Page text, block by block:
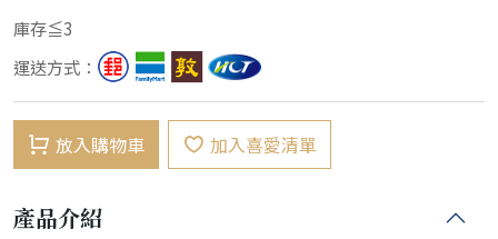
庫存≦3
運送方式：
放入購物車 加入喜愛清單
產品介紹